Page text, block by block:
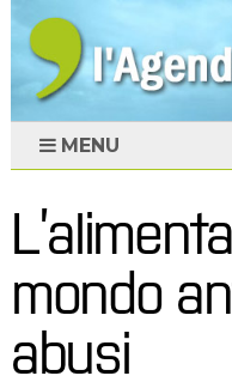
MENU
mondo
abusi